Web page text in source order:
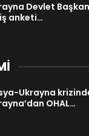
Devlet
anketi…
Ukrayna
OHAL…